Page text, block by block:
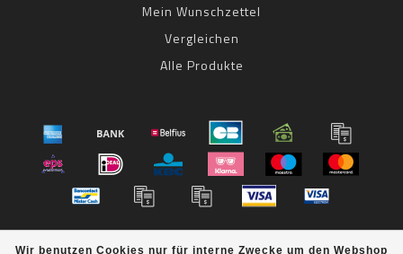
Wir benutzen Cookies nur für interne Zwecke um den Webshop
Mein Wunschzettel
Vergleichen
Alle Produkte
© Copyright 2026 bestbike RADSPORT Andreas Kommer -